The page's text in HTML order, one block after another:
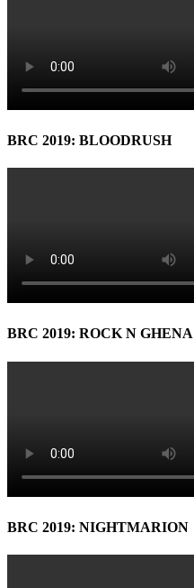
BRC 2019: BLOODRUSH
BRC 2019: ROCK N GHENA
BRC 2019: NIGHTMARION